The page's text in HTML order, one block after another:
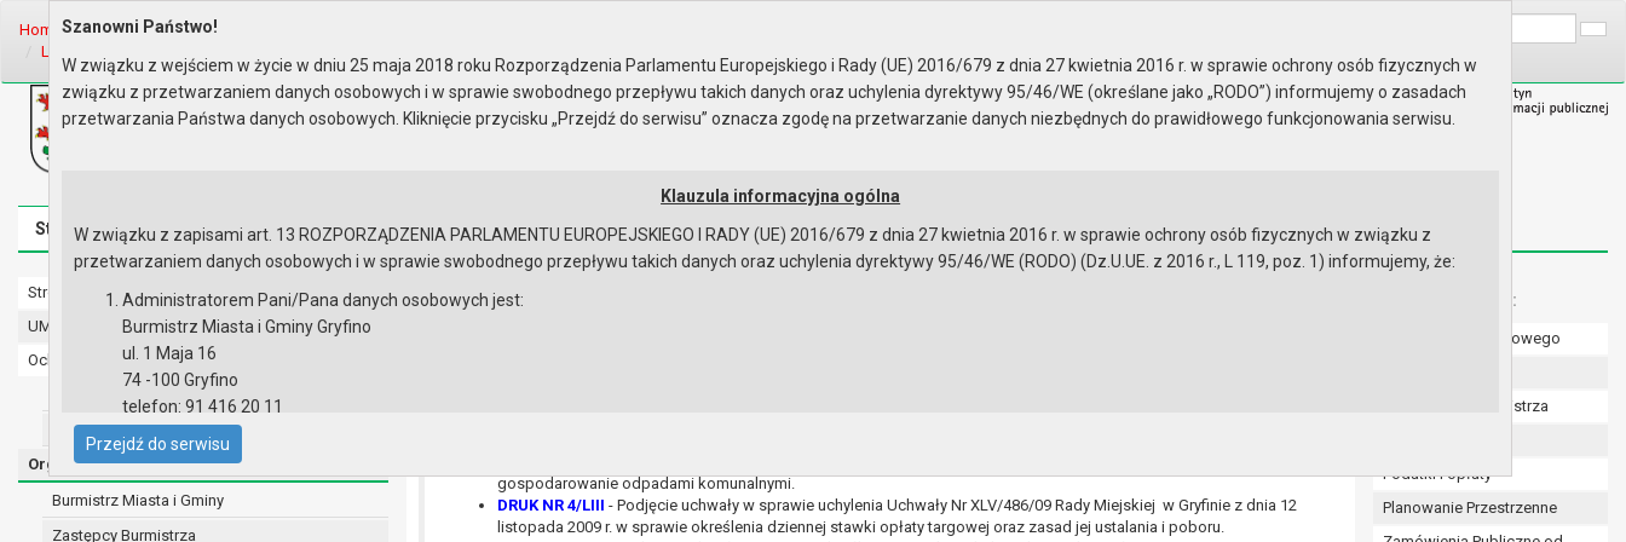
Home Organy Rada Miejska
LIII sesja Rady - 02.11.2018
Biuletyn Informacji Publicznej
Urząd Miasta i Gminy w Gryfinie
Strona główna Mapa serwisu Aktualności Redakcja Instrukcja korzystania Dostępność
Strona główna
UMiG - telefony wewnętrzne
Ochrona danych osobowych
Urząd Miasta i Gminy w Gryfinie
Straż Miejska
Organy
Burmistrz Miasta i Gminy
Zastępcy Burmistrza
Materiały na sesję
gospodarowanie odpadami komunalnymi.
DRUK NR 4/LIII - Podjęcie uchwały w sprawie uchylenia Uchwały Nr XLV/486/09 Rady Miejskiej w Gryfinie z dnia 12
listopada 2009 r. w sprawie określenia dziennej stawki opłaty targowej oraz zasad jej ustalania i poboru.
Menu dodatkowe:
Numer konta bankowego
Zarządzenia Burmistrza
Podatki i opłaty
Planowanie Przestrzenne
Szanowni Państwo!
W związku z wejściem w życie w dniu 25 maja 2018 roku Rozporządzenia Parlamentu Europejskiego i Rady (UE) 2016/679 z dnia 27 kwietnia 2016 r. w sprawie ochrony osób fizycznych w
związku z przetwarzaniem danych osobowych i w sprawie swobodnego przepływu takich danych oraz uchylenia dyrektywy 95/46/WE (określane jako „RODO”) informujemy o zasadach
przetwarzania Państwa danych osobowych. Kliknięcie przycisku „Przejdź do serwisu” oznacza zgodę na przetwarzanie danych niezbędnych do prawidłowego funkcjonowania serwisu.
Klauzula informacyjna ogólna
W związku z zapisami art. 13 ROZPORZĄDZENIA PARLAMENTU EUROPEJSKIEGO I RADY (UE) 2016/679 z dnia 27 kwietnia 2016 r. w sprawie ochrony osób fizycznych w związku z
przetwarzaniem danych osobowych i w sprawie swobodnego przepływu takich danych oraz uchylenia dyrektywy 95/46/WE (RODO) (Dz.U.UE. z 2016 r., L 119, poz. 1) informujemy, że:
Administratorem Pani/Pana danych osobowych jest:
Burmistrz Miasta i Gminy Gryfino
ul. 1 Maja 16
74 -100 Gryfino
telefon: 91 416 20 11
e-mail:
burmistrz@gryfino.pl
Dane kontaktowe Inspektora Ochrony Danych:
telefon: 91 416 20 11
e-mail:iod@gryfino.pl
Przejdź do serwisu